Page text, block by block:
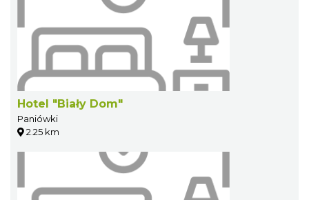
Hotel "Biały Dom"
Paniówki
2.25 km